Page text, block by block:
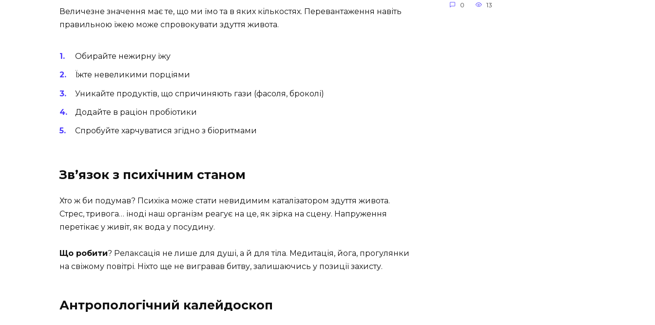
Величезне значення має те, що ми їмо та в яких кількостях. Перевантаження навіть
правильною їжею може спровокувати здуття живота.
Обирайте нежирну їжу
Їжте невеликими порціями
Уникайте продуктів, що спричиняють гази (фасоля, броколі)
Додайте в раціон пробіотики
Спробуйте харчуватися згідно з біоритмами
Зв’язок з психічним станом
Хто ж би подумав? Психіка може стати невидимим каталізатором здуття живота.
Стрес, тривога… іноді наш організм реагує на це, як зірка на сцену. Напруження
перетікає у живіт, як вода у посудину.
Що робити? Релаксація не лише для душі, а й для тіла. Медитація, йога, прогулянки
на свіжому повітрі. Ніхто ще не вигравав битву, залишаючись у позиції захисту.
Антропологічний калейдоскоп
0 13